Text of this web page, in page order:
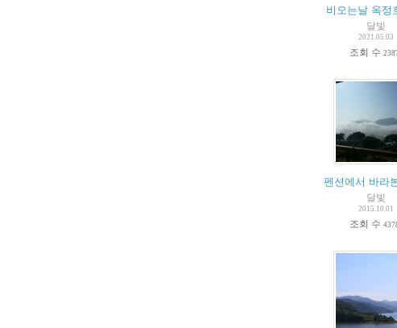
비오는날 옥정
달빛
2021.05.03
조회 수
펜션에서 바라
달빛
2015.10.01
조회 수